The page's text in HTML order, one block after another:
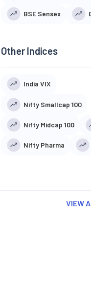
BSE Sensex
Other Indices
India VIX
Nifty Smallcap 100
Nifty Midcap 100
Nifty Pharma
VIEW